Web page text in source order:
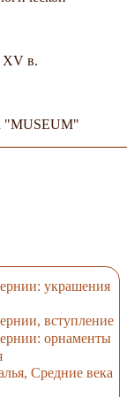
XV в.
"MUSEUM"
украшения
вступление
орнаменты
Средние века